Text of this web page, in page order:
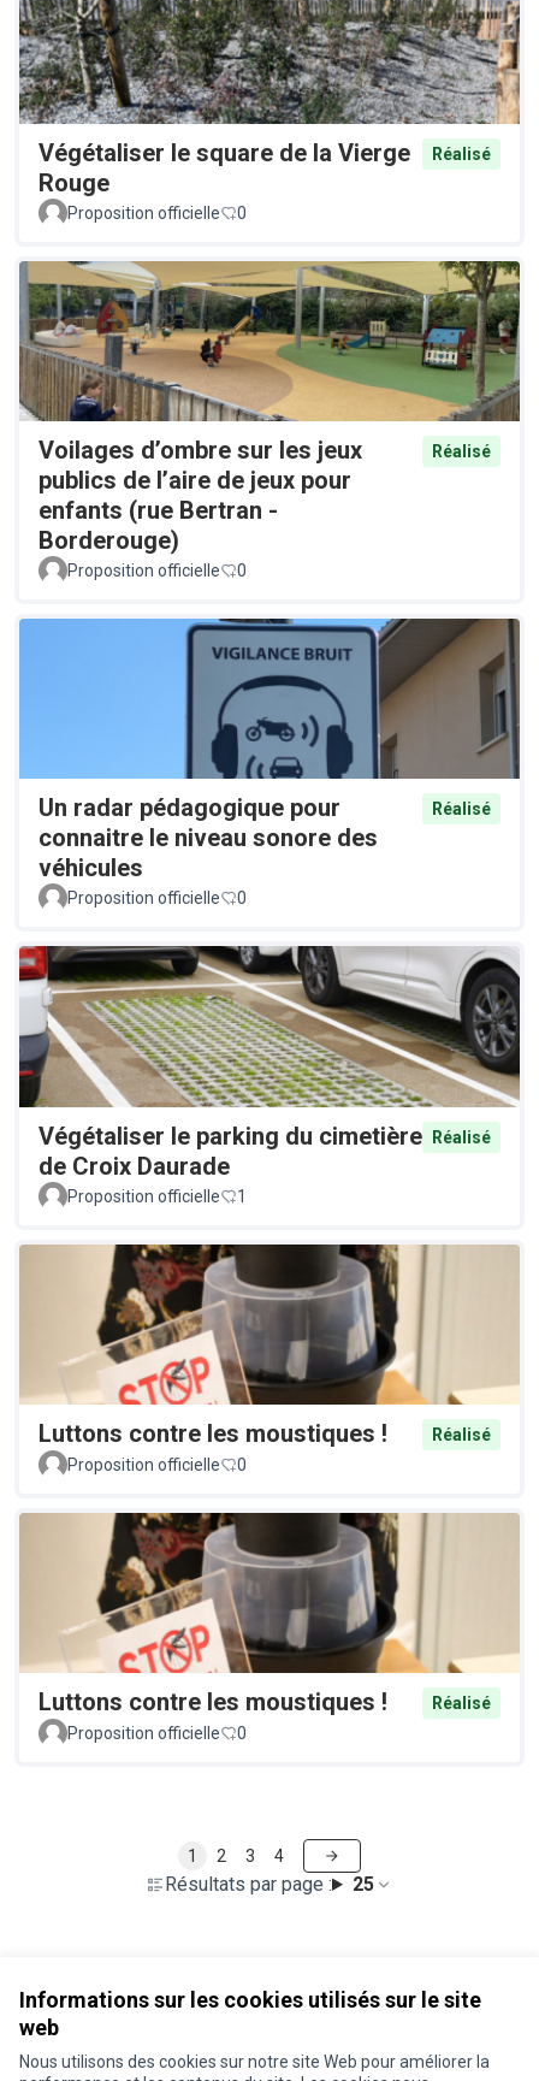
Informations sur les cookies utilisés sur le site
web
Nous utilisons des cookies sur notre site Web pour améliorer la
Végétaliser le square de la Vierge
Rouge
Réalisé
Proposition officielle 0
Voilages d’ombre sur les jeux
publics de l’aire de jeux pour
enfants (rue Bertran -
Borderouge)
Réalisé
Proposition officielle 0
Un radar pédagogique pour
connaitre le niveau sonore des
véhicules
Réalisé
Proposition officielle 0
Végétaliser le parking du cimetière
de Croix Daurade
Réalisé
Proposition officielle 1
Luttons contre les moustiques !
Réalisé
Proposition officielle
0
Luttons contre les moustiques !
Réalisé
Proposition officielle
0
Résultats par page : 25
1 2 3 4
Conditions d'utilisation